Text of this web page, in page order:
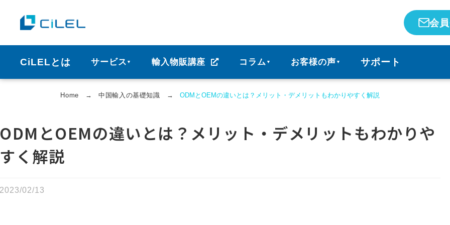
会
CiLELとは サービス ▼ 輸入物販講座 コラム ▼ お客様の声 ▼ サポート
Home → 中国輸⼊の基礎知識 → ODMとOEMの違いとは？メリット・デメリットもわかりやすく解説
ODMとOEMの違いとは？メリット・デメリットもわかりや
すく解説
2023/02/13